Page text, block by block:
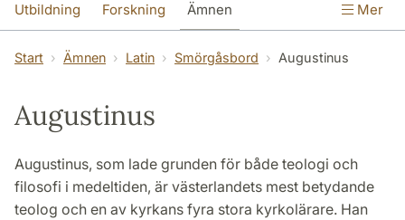
Utbildning Forskning Ämnen
SOL-husen Kontakt Institutionen
Mer
Start Ämnen Latin Smörgåsbord Augustinus
Augustinus
Augustinus, som lade grunden för både teologi och
filosofi i medeltiden, är västerlandets mest betydande
teolog och en av kyrkans fyra stora kyrkolärare. Han